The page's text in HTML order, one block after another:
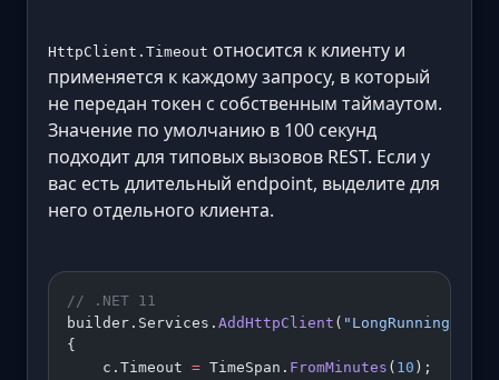
HttpClient.Timeout относится к клиенту и
применяется к каждому запросу, в который
не передан токен с собственным таймаутом.
Значение по умолчанию в 100 секунд
подходит для типовых вызовов REST. Если у
вас есть длительный endpoint, выделите для
него отдельного клиента.
// .NET 11
builder.Services. AddHttpClient ( "LongRunning"
{
    c.Timeout
= TimeSpan. FromMinutes ( 10 );